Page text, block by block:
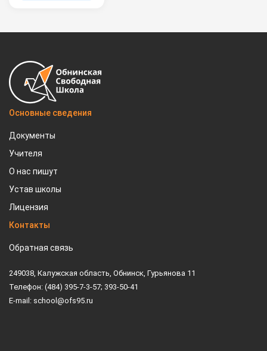
Основные сведения
Документы
Учителя
О нас пишут
Устав школы
Лицензия
Контакты
Обратная связь
249038, Калужская область, Обнинск, Гурьянова 11
Телефон: (484) 395-7-3-57; 393-50-41
E-mail: school@ofs95.ru